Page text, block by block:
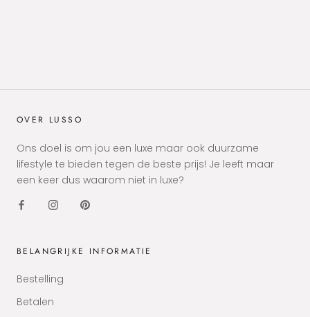
OVER LUSSO
Ons doel is om jou een luxe maar ook duurzame
lifestyle te bieden tegen de beste prijs! Je leeft maar
een keer dus waarom niet in luxe?
BELANGRIJKE INFORMATIE
Bestelling
Betalen